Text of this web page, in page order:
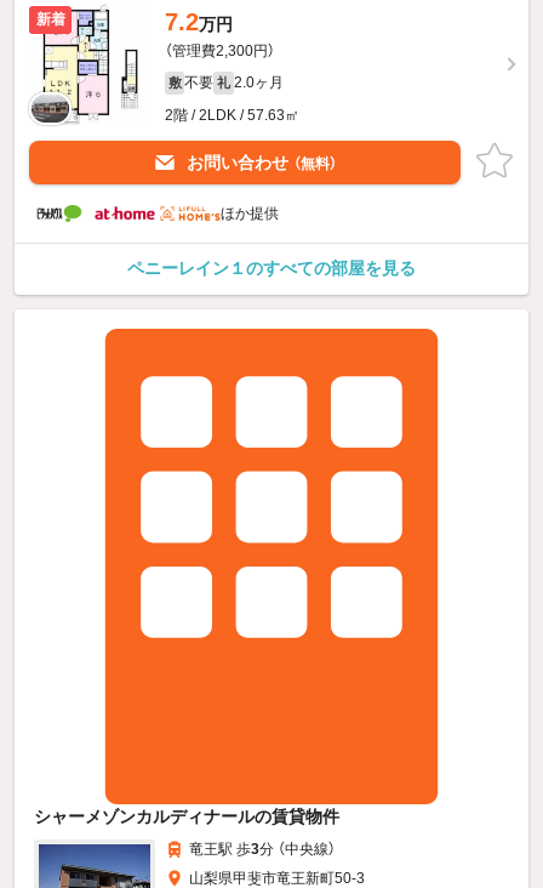
新着 7.2万円
（管理費2,300円）
敷 不要 礼 2.0ヶ月
2階 / 2LDK / 57.63㎡
お問い合わせ （無料）
ほか提供
ペニーレイン１のすべての部屋を見る
シャーメゾンカルディナールの賃貸物件
竜王駅 歩3分 （中央線）
山梨県甲斐市竜王新町50-3